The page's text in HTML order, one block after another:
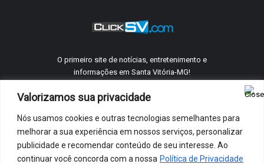
Valorizamos sua privacidade
Nós usamos cookies e outras tecnologias semelhantes para
melhorar a sua experiência em nossos serviços, personalizar
publicidade e recomendar conteúdo de seu interesse. Ao
continuar você concorda com a nossa Política de Privacidade
O primeiro site de notícias, entretenimento e
informações em Santa Vitória-MG!
©ClickSV2005 - 2026 Todos os direitos reservados.
Telefones Úteis Anuncie Conosco
Política De Privacidade